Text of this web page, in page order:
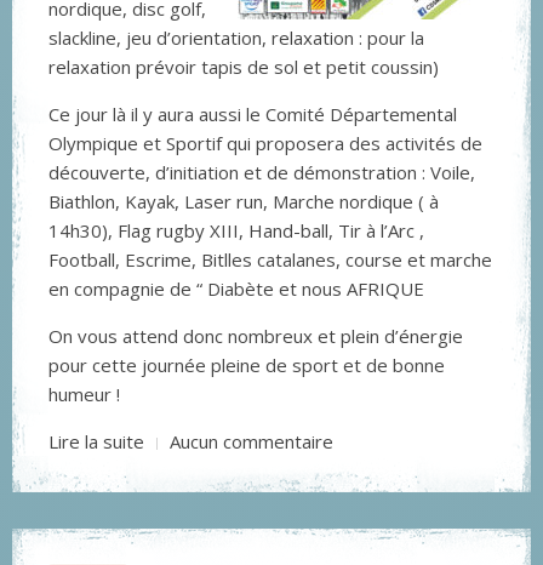
nordique, disc golf,
slackline, jeu d’orientation, relaxation : pour la
relaxation prévoir tapis de sol et petit coussin)
Ce jour là il y aura aussi le Comité Départemental
Olympique et Sportif qui proposera des activités de
découverte, d’initiation et de démonstration : Voile,
Biathlon, Kayak, Laser run, Marche nordique ( à
14h30), Flag rugby XIII, Hand-ball, Tir à l’Arc ,
Football, Escrime, Bitlles catalanes, course et marche
en compagnie de “ Diabète et nous AFRIQUE
On vous attend donc nombreux et plein d’énergie
pour cette journée pleine de sport et de bonne
humeur !
Lire la suite
Aucun commentaire